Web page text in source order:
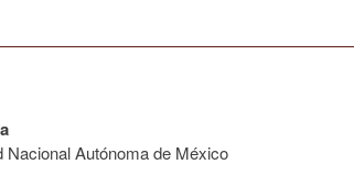
Nacional Autónoma de México